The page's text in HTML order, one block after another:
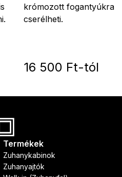
krómozott fogantyúkra
cserélheti.
16 500 Ft-tól
Termékek
Zuhanykabinok
Zuhanyajtók